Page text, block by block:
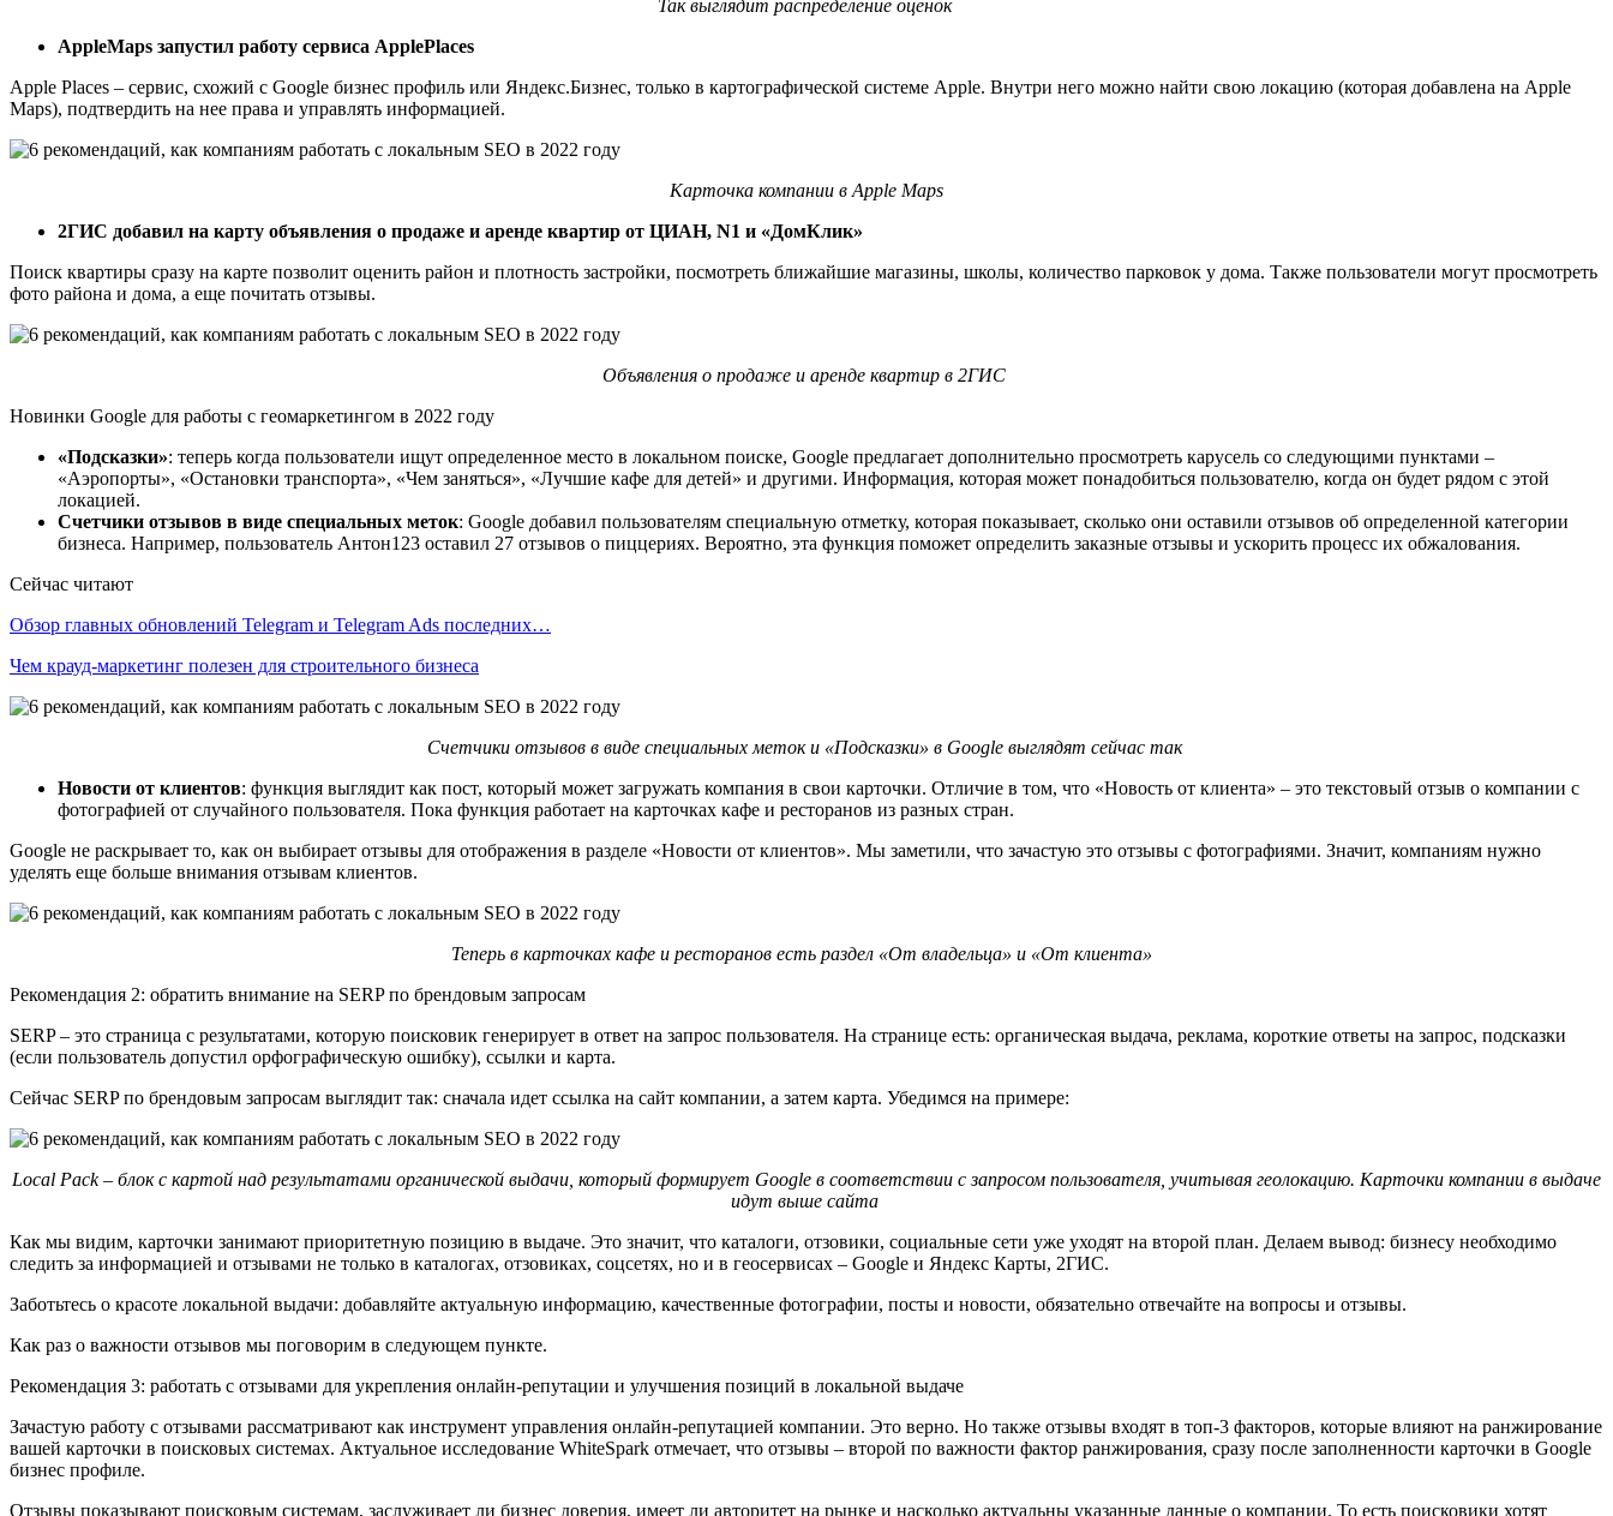
Так выглядит распределение оценок
AppleMaps запустил работу сервиса ApplePlaces
Apple Places – сервис, схожий с Google бизнес профиль или Яндекс.Бизнес, только в картографической системе Apple. Внутри него можно найти свою локацию (которая добавлена на Apple
Maps), подтвердить на нее права и управлять информацией.
Карточка компании в Apple Maps
2ГИС добавил на карту объявления о продаже и аренде квартир от ЦИАН, N1 и «ДомКлик»
Поиск квартиры сразу на карте позволит оценить район и плотность застройки, посмотреть ближайшие магазины, школы, количество парковок у дома. Также пользователи могут просмотреть
фото района и дома, а еще почитать отзывы.
Объявления о продаже и аренде квартир в 2ГИС
Новинки Google для работы с геомаркетингом в 2022 году
«Подсказки»: теперь когда пользователи ищут определенное место в локальном поиске, Google предлагает дополнительно просмотреть карусель со следующими пунктами –
«Аэропорты», «Остановки транспорта», «Чем заняться», «Лучшие кафе для детей» и другими. Информация, которая может понадобиться пользователю, когда он будет рядом с этой
локацией.
Счетчики отзывов в виде специальных меток: Google добавил пользователям специальную отметку, которая показывает, сколько они оставили отзывов об определенной категории
бизнеса. Например, пользователь Антон123 оставил 27 отзывов о пиццериях. Вероятно, эта функция поможет определить заказные отзывы и ускорить процесс их обжалования.
Сейчас читают
Обзор главных обновлений Telegram и Telegram Ads последних…
Чем крауд-маркетинг полезен для строительного бизнеса
Счетчики отзывов в виде специальных меток и «Подсказки» в Google выглядят сейчас так
Новости от клиентов: функция выглядит как пост, который может загружать компания в свои карточки. Отличие в том, что «Новость от клиента» – это текстовый отзыв о компании с
фотографией от случайного пользователя. Пока функция работает на карточках кафе и ресторанов из разных стран.
Google не раскрывает то, как он выбирает отзывы для отображения в разделе «Новости от клиентов». Мы заметили, что зачастую это отзывы с фотографиями. Значит, компаниям нужно
уделять еще больше внимания отзывам клиентов.
Теперь в карточках кафе и ресторанов есть раздел «От владельца» и «От клиента»
Рекомендация 2: обратить внимание на SERP по брендовым запросам
SERP – это страница с результатами, которую поисковик генерирует в ответ на запрос пользователя. На странице есть: органическая выдача, реклама, короткие ответы на запрос, подсказки
(если пользователь допустил орфографическую ошибку), ссылки и карта.
Сейчас SERP по брендовым запросам выглядит так: сначала идет ссылка на сайт компании, а затем карта. Убедимся на примере:
Local Pack – блок с картой над результатами органической выдачи, который формирует Google в соответствии с запросом пользователя, учитывая геолокацию. Карточки компании в выдаче
идут выше сайта
Как мы видим, карточки занимают приоритетную позицию в выдаче. Это значит, что каталоги, отзовики, социальные сети уже уходят на второй план. Делаем вывод: бизнесу необходимо
следить за информацией и отзывами не только в каталогах, отзовиках, соцсетях, но и в геосервисах – Google и Яндекс Карты, 2ГИС.
Заботьтесь о красоте локальной выдачи: добавляйте актуальную информацию, качественные фотографии, посты и новости, обязательно отвечайте на вопросы и отзывы.
Как раз о важности отзывов мы поговорим в следующем пункте.
Рекомендация 3: работать с отзывами для укрепления онлайн-репутации и улучшения позиций в локальной выдаче
Зачастую работу с отзывами рассматривают как инструмент управления онлайн-репутацией компании. Это верно. Но также отзывы входят в топ-3 факторов, которые влияют на ранжирование
вашей карточки в поисковых системах. Актуальное исследование WhiteSpark отмечает, что отзывы – второй по важности фактор ранжирования, сразу после заполненности карточки в Google
бизнес профиле.
Отзывы показывают поисковым системам, заслуживает ли бизнес доверия, имеет ли авторитет на рынке и насколько актуальны указанные данные о компании. То есть поисковики хотят